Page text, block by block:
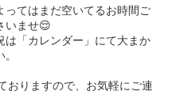
てはまだ空いてるお時間ご
いませ😌
「カレンダー」にて大まか
おりますので、お気軽にご連